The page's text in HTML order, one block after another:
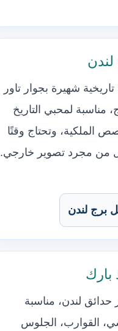
لندن
شهيرة بجوار تاور
مناسبة لمحبي التاريخ
الملكية، وتحتاج وقتًا
من مجرد تصوير خارجي.
برج لندن
بارك
حدائق لندن، مناسبة
القوارب، الجلوس